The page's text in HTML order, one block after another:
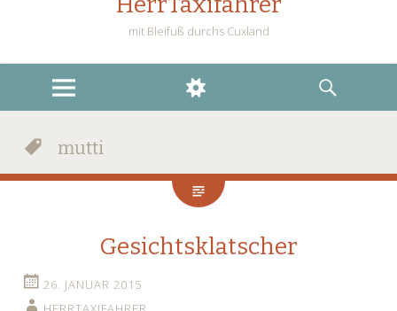
mit Bleifuß durchs Cuxland
MENU
WIDGETS
SEARCH
mutti
Gesichtsklatscher
26. JANUAR 2015